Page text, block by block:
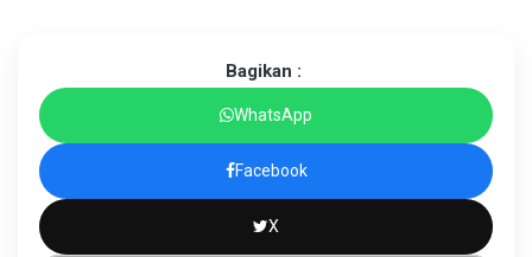
Bagikan :
WhatsApp
Facebook
X